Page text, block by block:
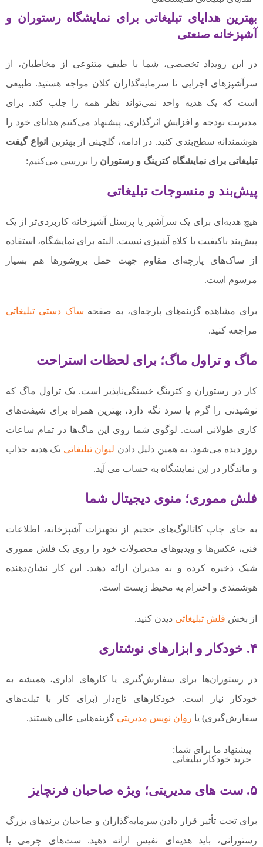
بهترین هدایای تبلیغاتی برای نمایشگاه رستوران و
آشپزخانه صنعتی
در این رویداد تخصصی، شما با طیف متنوعی از مخاطبان، از
سرآشپزهای اجرایی تا سرمایه‌گذاران کلان مواجه هستید. طبیعی
است که یک هدیه واحد نمی‌تواند نظر همه را جلب کند. برای
مدیریت بودجه و افزایش اثرگذاری، پیشنهاد می‌کنیم هدایای خود را
هوشمندانه سطح‌بندی کنید. در ادامه، گلچینی از بهترین انواع گیفت
تبلیغاتی برای نمایشگاه کترینگ و رستوران را بررسی می‌کنیم:
پیش‌بند و منسوجات تبلیغاتی
هیچ هدیه‌ای برای یک سرآشپز یا پرسنل آشپزخانه کاربردی‌تر از یک
پیش‌بند باکیفیت یا کلاه آشپزی نیست. البته برای نمایشگاه، استفاده
از ساک‌های پارچه‌ای مقاوم جهت حمل بروشورها هم بسیار
مرسوم است.
برای مشاهده گزینه‌های پارچه‌ای، به صفحه ساک دستی تبلیغاتی
مراجعه کنید.
ماگ و تراول ماگ؛ برای لحظات استراحت
کار در رستوران و کترینگ خستگی‌ناپذیر است. یک تراول ماگ که
نوشیدنی را گرم یا سرد نگه دارد، بهترین همراه برای شیفت‌های
کاری طولانی است. لوگوی شما روی این ماگ‌ها در تمام ساعات
روز دیده می‌شود. به همین دلیل دادن لیوان تبلیغاتی یک هدیه جذاب
و ماندگار در این نمایشگاه به حساب می آید.
فلش مموری؛ منوی دیجیتال شما
به جای چاپ کاتالوگ‌های حجیم از تجهیزات آشپزخانه، اطلاعات
فنی، عکس‌ها و ویدیوهای محصولات خود را روی یک فلش مموری
شیک ذخیره کرده و به مدیران ارائه دهید. این کار نشان‌دهنده
هوشمندی و احترام به محیط زیست است.
از بخش فلش تبلیغاتی دیدن کنید.
۴. خودکار و ابزارهای نوشتاری
در رستوران‌ها برای سفارش‌گیری یا کارهای اداری، همیشه به
خودکار نیاز است. خودکارهای تاچ‌دار (برای کار با تبلت‌های
سفارش‌گیری) یا روان نویس مدیریتی گزینه‌هایی عالی هستند.
پیشنهاد ما برای شما:
خرید خودکار تبلیغاتی
۵. ست های مدیریتی؛ ویژه صاحبان فرنچایز
برای تحت تأثیر قرار دادن سرمایه‌گذاران و صاحبان برندهای بزرگ
رستورانی، باید هدیه‌ای نفیس ارائه دهید. ست‌های چرمی یا